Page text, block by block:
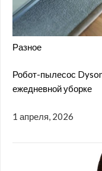
Разное
Робот-пылесос
ежедневной уборке
1 апреля, 2026